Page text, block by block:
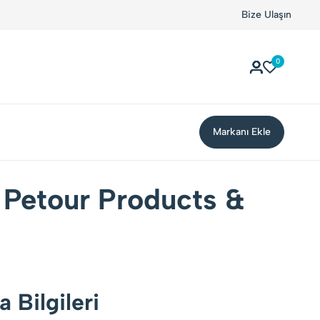
Bize Ulaşın
0
Markanı Ekle
Products &
Bilgileri